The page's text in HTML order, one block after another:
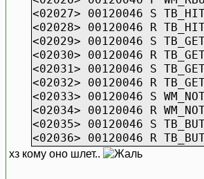
<02027> 00120046 S
<02028> 00120046 R
<02029> 00120046 S
<02030> 00120046 R
<02031> 00120046 S
<02032> 00120046 R
<02033> 00120046 S
<02034> 00120046 R
<02035> 00120046 S
<02036> 00120046 R
хз кому оно шлет..